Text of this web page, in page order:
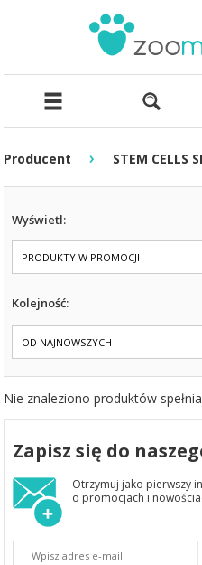
Producent › STEM CELLS
Wyświetl:
PRODUKTY W PROMOCJI
Kolejność:
OD NAJNOWSZYCH
Nie znaleziono produktów
Zapisz się do
Otrzymuj jako pierwszy
o promocjach i